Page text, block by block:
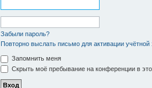
Забыли пароль?
Повторно выслать письмо для активации учётной
Запомнить меня
Скрыть моё пребывание на конференции в